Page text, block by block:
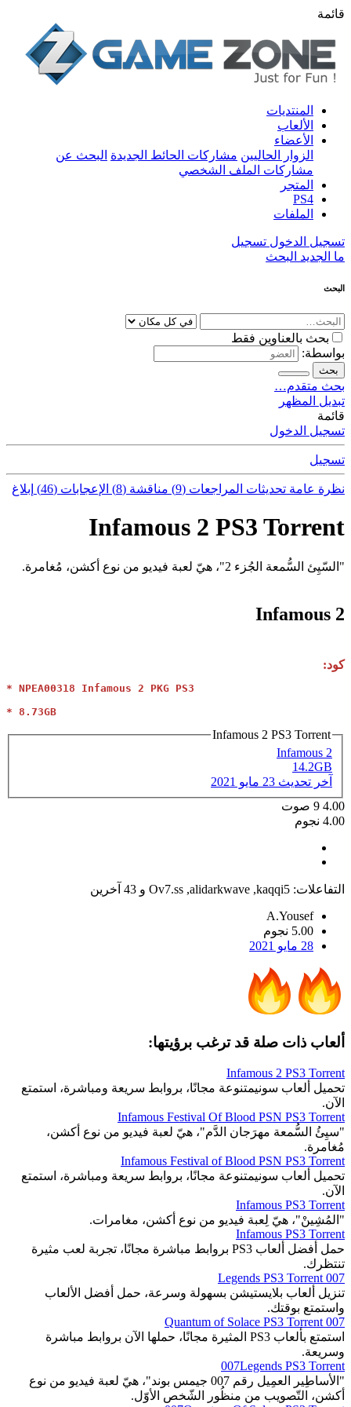
قائمة
المنتديات
الألعاب
الأعضاء
الزوار الحاليين مشاركات الحائط الجديدة البحث عن
مشاركات الملف الشخصي
المتجر
PS4
الملفات
تسجيل الدخول تسجيل
ما الجديد البحث
البحث
بحث بالعناوين فقط
بواسطة:
بحث
بحث متقدم…
تبديل المظهر
قائمة
تسجيل الدخول
تسجيل
نظرة عامة تحديثات المراجعات (9) مناقشة (8) الإعجابات (46) إبلاغ
Infamous 2 PS3 Torrent
"السّيِئ السُّمعة الجُزء 2"، هيّ لعبة فيديو من نوع أكشن، مُغامرة.
Infamous 2
كود:
* NPEA00318 Infamous 2 PKG PS3
* 8.73GB
Infamous 2 PS3 Torrent
Infamous 2
14.2GB
آخر تحديث 23 مايو 2021
4.00
9 صوت
4.00 نجوم
التفاعلات: kaqqi5
,
alidarkwave
,
Ov7.ss و 43 آخرين
A.Yousef
5.00 نجوم
28 مايو 2021
ألعاب ذات صلة قد ترغب برؤيتها:
Infamous 2 PS3 Torrent
تحميل ألعاب سونيمتنوعة مجانًا، بروابط سريعة ومباشرة، استمتع
الآن.
Infamous Festival Of Blood PSN PS3 Torrent
"سيِئُ السُّمعة مهرَجان الدَّم"، هيّ لعبة فيديو من نوع أكشن،
مُغامرة.
Infamous Festival of Blood PSN PS3 Torrent
تحميل ألعاب سونيمتنوعة مجانًا، بروابط سريعة ومباشرة، استمتع
الآن.
Infamous PS3 Torrent
"المُشِينْ"، هيّ لِعبة فيديو من نوع أكشن، مغامرات.
Infamous PS3 Torrent
حمل أفضل ألعاب PS3 بروابط مباشرة مجانًا، تجربة لعب مثيرة
تنتظرك.
007 Legends PS3 Torrent
تنزيل ألعاب بلايستيشن بسهولة وسرعة، حمل أفضل الألعاب
واستمتع بوقتك.
007 Quantum of Solace PS3 Torrent
استمتع بألعاب PS3 المثيرة مجانًا، حملها الآن بروابط مباشرة
وسريعة.
007Legends PS3 Torrent
"الأساطِير العمِيل رقم 007 جيمس بوند"، هيّ لعبة فيديو من نوع
أكشن، التّصويب من منظُور الشّخص الأوّل.